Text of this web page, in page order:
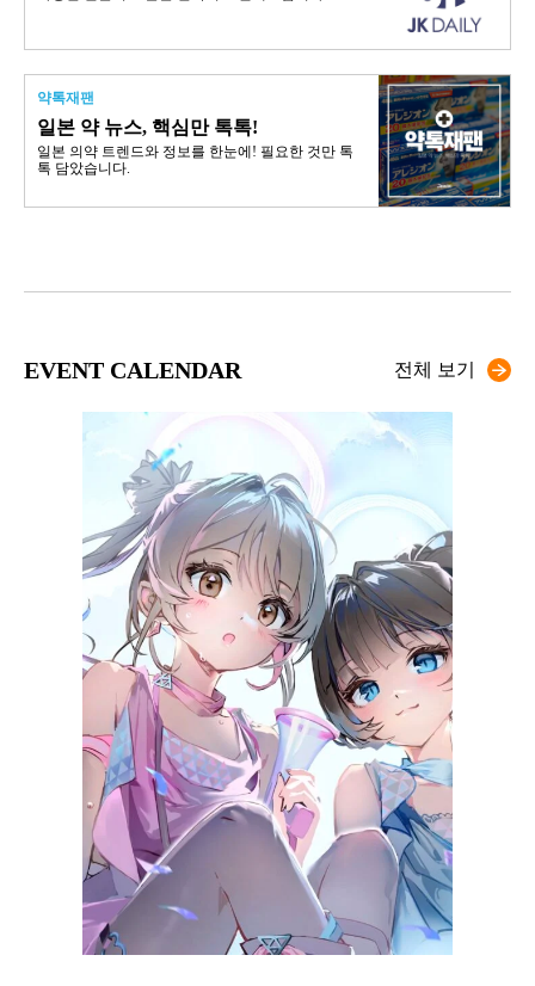
약톡재팬
일본 약 뉴스, 핵심만 톡톡!
일본 의약 트렌드와 정보를 한눈에! 필요한 것만 톡
톡 담았습니다.
EVENT CALENDAR 전체 보기